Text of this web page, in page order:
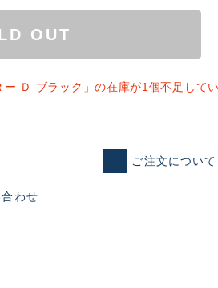
れた未使用
OUT
ー Ｄ ブラック」の在庫が1個不足してい
ご注文について
わせ